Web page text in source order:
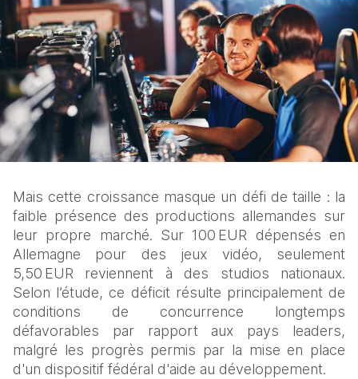
Mais cette croissance masque un défi de taille : la
faible présence des productions allemandes sur
leur propre marché. Sur 100 EUR dépensés en
Allemagne pour des jeux vidéo, seulement
5,50 EUR reviennent à des studios nationaux.
Selon l’étude, ce déficit résulte principalement de
conditions de concurrence longtemps
défavorables par rapport aux pays leaders,
malgré les progrès permis par la mise en place
d'un dispositif fédéral d'aide au développement.